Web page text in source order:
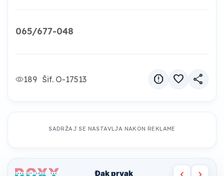
065/677-048
189 Šif. O-17513 report favorite share
SADRŽAJ SE NASTAVLJA NAKON REKLAME